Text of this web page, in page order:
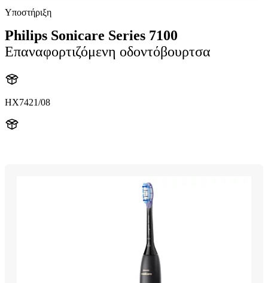
Υποστήριξη
Philips Sonicare Series 7100
Επαναφορτιζόμενη οδοντόβουρτσα
HX7421/08